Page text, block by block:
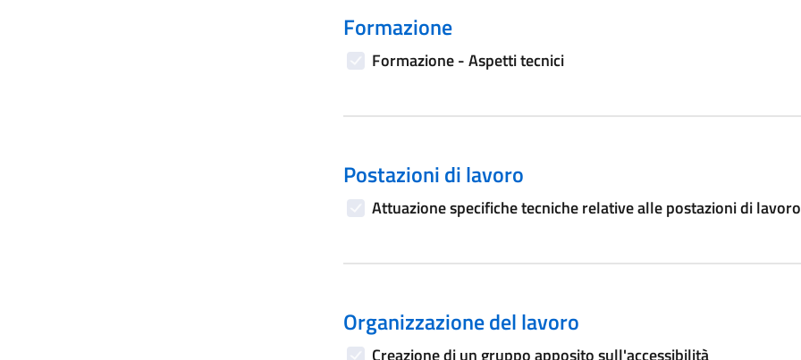
Formazione
Formazione - Aspetti tecnici
Postazioni di lavoro
Attuazione specifiche tecniche relative alle postazioni di lavoro
Organizzazione del lavoro
Creazione di un gruppo apposito sull'accessibilità